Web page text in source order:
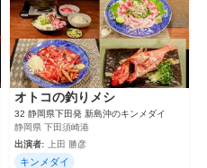
オトコの釣りメシ
32 静岡県下田発 新島沖のキンメダイ
静岡県 下田須崎港
出演者:
上田 勝彦
キンメダイ